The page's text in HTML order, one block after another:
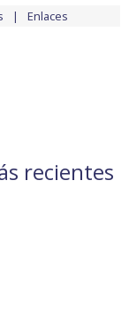
Enlaces
recientes